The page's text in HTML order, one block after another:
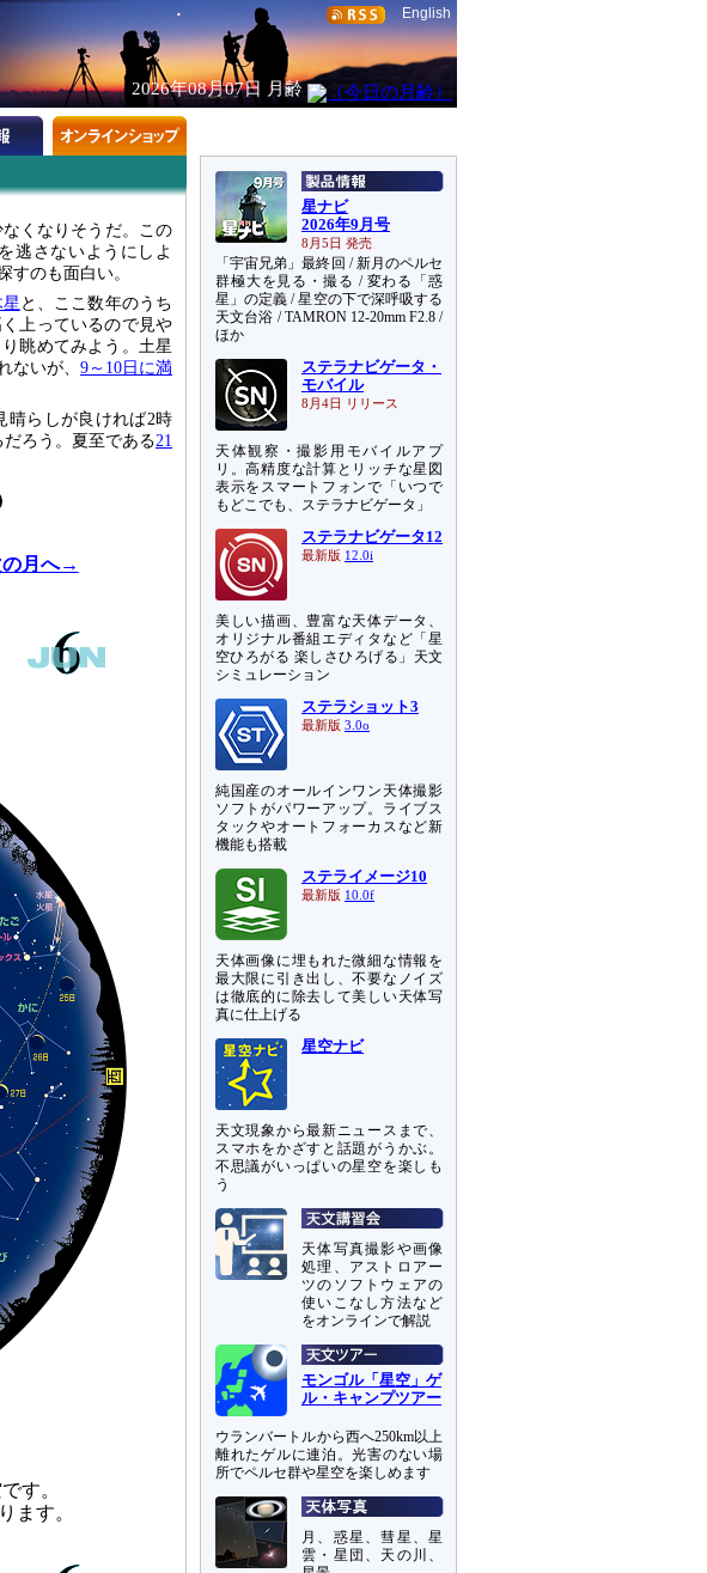
English
2026年08月07日 月齢
くなりそうだ。この
逃さないようにしよ
すのも面白い。
星と、ここ数年のうち
上っているので見や
眺めてみよう。土星
ないが、 9～10日に満
晴らしが良ければ2時
ろう。夏至である21
の月へ→
す。
ます。
星ナビ
2026年9月号
8月5日 発売
「宇宙兄弟」最終回 / 新月のペルセ
群極大を見る・撮る / 変わる「惑
星」の定義 / 星空の下で深呼吸する
天文台浴 / TAMRON 12-20mm F2.8 /
ほか
ステラナビゲータ・
モバイル
8月4日 リリース
天体観察・撮影用モバイルアプ
リ。高精度な計算とリッチな星図
表示をスマートフォンで「いつで
もどこでも、ステラナビゲータ」
ステラナビゲータ12
最新版 12.0i
美しい描画、豊富な天体データ、
オリジナル番組エディタなど「星
空ひろがる 楽しさひろげる」天文
シミュレーション
ステラショット3
最新版 3.0o
純国産のオールインワン天体撮影
ソフトがパワーアップ。ライブス
タックやオートフォーカスなど新
機能も搭載
ステライメージ10
最新版 10.0f
天体画像に埋もれた微細な情報を
最大限に引き出し、不要なノイズ
は徹底的に除去して美しい天体写
真に仕上げる
星空ナビ
天文現象から最新ニュースまで、
スマホをかざすと話題がうかぶ。
不思議がいっぱいの星空を楽しも
う
天体写真撮影や画像
処理、アストロアー
ツのソフトウェアの
使いこなし方法など
をオンラインで解説
モンゴル「星空」ゲ
ル・キャンプツアー
ウランバートルから西へ250km以上
離れたゲルに連泊。光害のない場
所でペルセ群や星空を楽しめます
月、惑星、彗星、星
雲・星団、天の川、